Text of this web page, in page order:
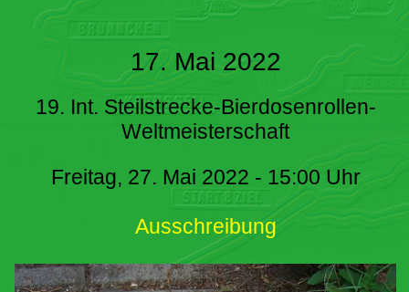
17. Mai 2022
19. Int. Steilstrecke-Bierdosenrollen-
Weltmeisterschaft
Freitag, 27. Mai 2022 - 15:00 Uhr
Ausschreibung